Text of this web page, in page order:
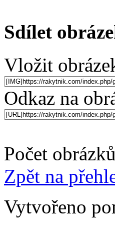
Sdílet
Vložit
Odkaz na
Počet
Zpět na
Vytvořeno